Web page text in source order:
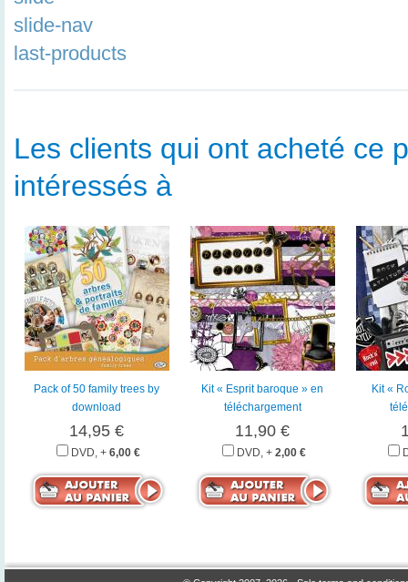
slide-nav
last-products
Les clients qui ont acheté ce
intéressés à
Pack of 50 family trees by
download
14,95 €
DVD, + 6,00 €
Kit « Esprit baroque » en
téléchargement
11,90 €
DVD, + 2,00 €
Kit «